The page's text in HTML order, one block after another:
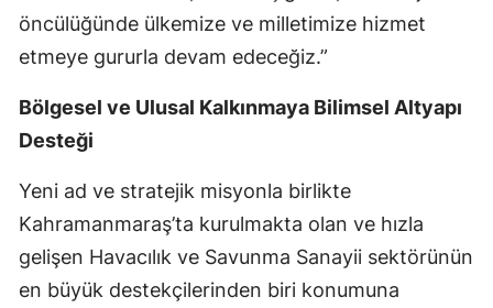
öncülüğünde ülkemize ve milletimize hizmet
etmeye gururla devam edeceğiz.”
Bölgesel ve Ulusal Kalkınmaya Bilimsel Altyapı
Desteği
Yeni ad ve stratejik misyonla birlikte
Kahramanmaraş’ta kurulmakta olan ve hızla
gelişen Havacılık ve Savunma Sanayii sektörünün
en büyük destekçilerinden biri konumuna